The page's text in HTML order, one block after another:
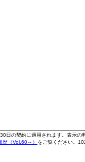
日の契約に適用されます。表示
歴（Vol.60～） をご覧ください。